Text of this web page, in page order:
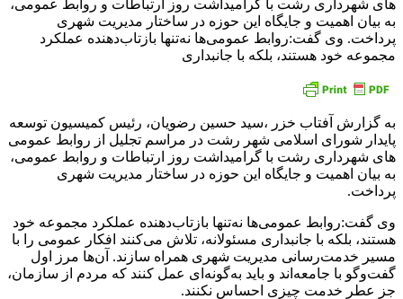
های شهرداری رشت با گرامیداشت روز ارتباطات و روابط عمومی،
به بیان اهمیت و جایگاه این حوزه در ساختار مدیریت شهری
پرداخت. وی گفت:روابط عمومی‌ها نه‌تنها بازتاب‌دهنده عملکرد
مجموعه خود هستند، بلکه با جانبداری
به گزارش آفتاب خزر ،سید حسین رضویان، رئیس کمیسیون توسعه
پایدار شورای اسلامی شهر رشت در مراسم تجلیل از روابط عمومی
های شهرداری رشت با گرامیداشت روز ارتباطات و روابط عمومی،
به بیان اهمیت و جایگاه این حوزه در ساختار مدیریت شهری
پرداخت.
وی گفت:روابط عمومی‌ها نه‌تنها بازتاب‌دهنده عملکرد مجموعه خود
هستند، بلکه با جانبداری مسئولانه، تلاش می‌کنند افکار عمومی را با
مسیر خدمت‌رسانی مدیریت شهری همراه سازند. آن‌ها مرز اول
گفت‌وگو با جامعه‌اند و باید به‌گونه‌ای عمل کنند که مردم از سازمان،
جز عطر خدمت چیزی احساس نکنند.